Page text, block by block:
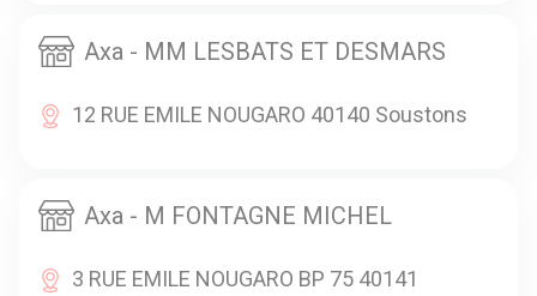
Axa - MM LESBATS ET DESMARS
12 RUE EMILE NOUGARO 40140 Soustons
Axa - M FONTAGNE MICHEL
3 RUE EMILE NOUGARO BP 75 40141